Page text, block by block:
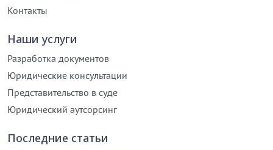
Контакты
Наши услуги
Разработка документов
Юридические консультации
Представительство в суде
Юридический аутсорсинг
Последние статьи